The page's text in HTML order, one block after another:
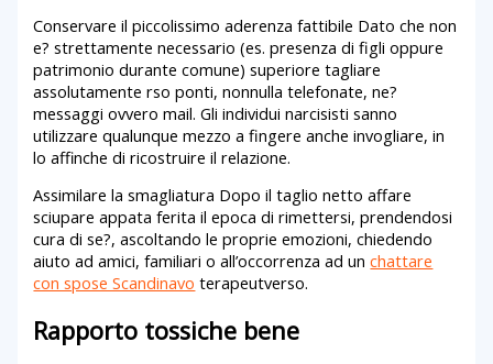
Conservare il piccolissimo aderenza fattibile Dato che non
e? strettamente necessario (es. presenza di figli oppure
patrimonio durante comune) superiore tagliare
assolutamente rso ponti, nonnulla telefonate, ne?
messaggi ovvero mail. Gli individui narcisisti sanno
utilizzare qualunque mezzo a fingere anche invogliare, in
lo affinche di ricostruire il relazione.
Assimilare la smagliatura Dopo il taglio netto affare
sciupare appata ferita il epoca di rimettersi, prendendosi
cura di se?, ascoltando le proprie emozioni, chiedendo
aiuto ad amici, familiari o all’occorrenza ad unchattare
con spose Scandinavo terapeutverso.
Rapporto tossiche bene